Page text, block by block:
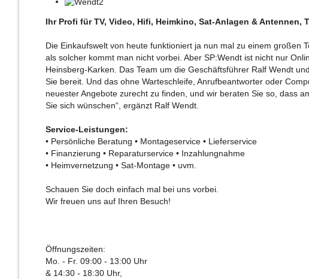
Ihr Profi für TV, Video, Hifi, Heimkino, Sat-Anlagen & Antennen,
Die Einkaufswelt von heute funktioniert ja nun mal zu einem ­großen
als solcher kommt man nicht vorbei. Aber SP:Wendt ist nicht nur
Heinsberg-Karken. Das Team um die Geschäftsführer Ralf Wendt
Sie bereit. Und das ohne ­Warteschleife, Anrufbeantworter oder
neuester Angebote zurecht zu finden, und wir beraten Sie so, dass
Sie sich wünschen“, ergänzt Ralf Wendt.
Service-Leistungen:
• Persönliche Beratung • Montageservice • Lieferservice
• Finanzierung • Reparaturservice • Inzahlungnahme
• Heimvernetzung • Sat-Montage • uvm.
Schauen Sie doch einfach mal bei uns vorbei.
Wir freuen uns auf Ihren Besuch!
Öffnungszeiten:
Mo. - Fr. 09:00 - 13:00 Uhr
& 14:30 - 18:30 Uhr,